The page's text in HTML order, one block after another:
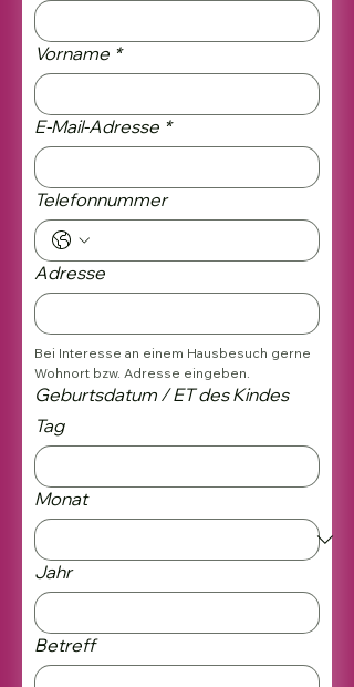
Vorname *
E-Mail-Adresse *
Telefonnummer
Adresse
Bei Interesse an einem Hausbesuch gerne
Wohnort bzw. Adresse eingeben.
Geburtsdatum / ET des Kindes
Tag
Monat
Jahr
Betreff